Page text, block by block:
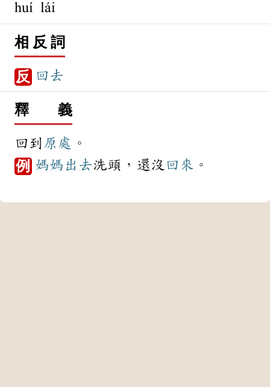
huí lái
相 反 詞
反 回去
釋 義
回到 原處 。
例 媽媽 出去洗頭，還沒 回來 。